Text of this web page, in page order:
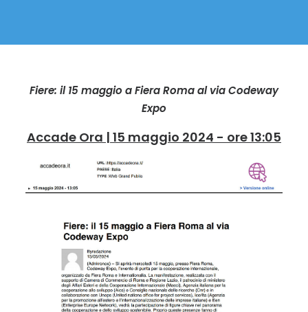
Fiere: il 15 maggio a Fiera Roma al via Codeway
Expo
Accade Ora | 15 maggio 2024 - ore 13:05